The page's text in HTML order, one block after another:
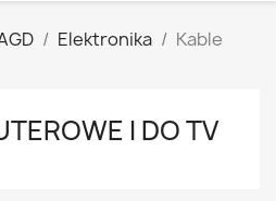
Elektronika
Kable
I DO TV